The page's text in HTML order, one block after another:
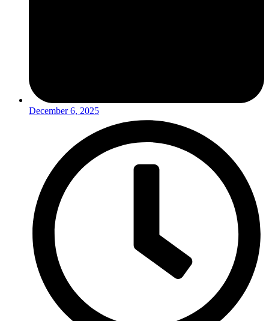
December 6, 2025